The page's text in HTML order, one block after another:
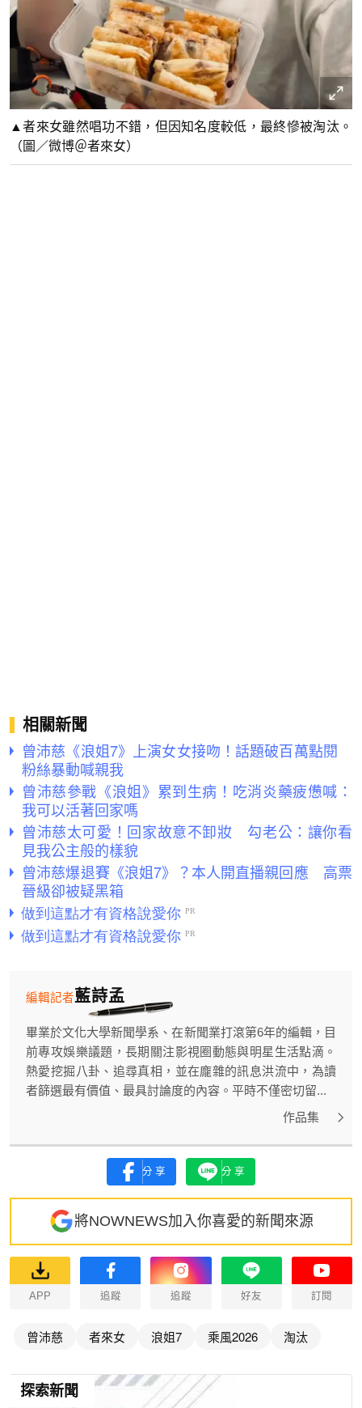
▲者來女雖然唱功不錯，但因知名度較低，最終慘被淘汰。
（圖／微博＠者來女）
相關新聞
曾沛慈《浪姐7》上演女女接吻！話題破百萬點閱
粉絲暴動喊親我
曾沛慈參戰《浪姐》累到生病！吃消炎藥疲憊喊：
我可以活著回家嗎
曾沛慈太可愛！回家故意不卸妝 勾老公：讓你看
見我公主般的樣貌
曾沛慈爆退賽《浪姐7》？本人開直播親回應 高票
晉級卻被疑黑箱
藍詩孟
編輯記者
畢業於文化大學新聞學系、在新聞業打滾第6年的編輯，目
前專攻娛樂議題，長期關注影視圈動態與明星生活點滴。
熱愛挖掘八卦、追尋真相，並在龐雜的訊息洪流中，為讀
者篩選最有價值、最具討論度的內容。平時不僅密切留...
作品集
分享 分享
將NOWNEWS加入你喜愛的新聞來源
APP 追蹤 追蹤 好友 訂閱
曾沛慈 者來女 浪姐7 乘風2026 淘汰
探索新聞